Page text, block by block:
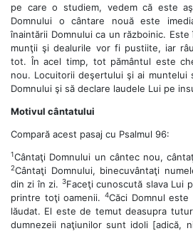
pe care o studiem, vedem că este
Domnului o cântare nouă este
înaintării Domnului ca un războinic.
munţii şi dealurile vor fi pustiite, iar
tot. În acel timp, tot pământul este
nou. Locuitorii deşertului şi ai muntelui
Domnului şi să declare laudele Lui pe
Motivul cântatului
Compară acest pasaj cu Psalmul 96:
1Cântaţi Domnului un cântec nou,
2Cântaţi Domnului, binecuvântaţi
din zi în zi. 3Faceţi cunoscută slava Lui
printre toţi oamenii.
4Căci Domnul
lăudat. El este de temut deasupra
dumnezeii naţiunilor sunt idoli [adică,